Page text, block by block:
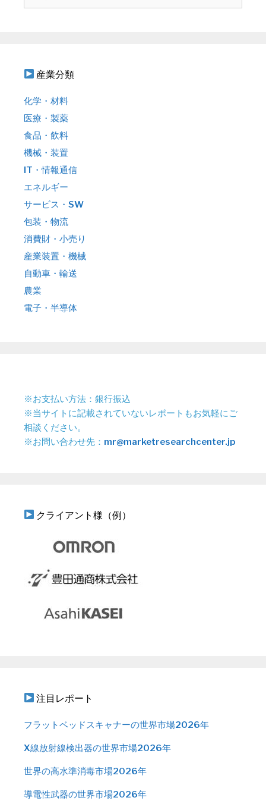
産業分類
化学・材料
医療・製薬
食品・飲料
機械・装置
IT・情報通信
エネルギー
サービス・SW
包装・物流
消費財・小売り
産業装置・機械
自動車・輸送
農業
電子・半導体
※お支払い方法：銀行振込
※当サイトに記載されていないレポートもお気軽にご
相談ください。
※お問い合わせ先： mr@marketresearchcenter.jp
クライアント様（例）
注目レポート
フラットベッドスキャナーの世界市場2026年
X線放射線検出器の世界市場2026年
世界の高水準消毒市場2026年
導電性武器の世界市場2026年